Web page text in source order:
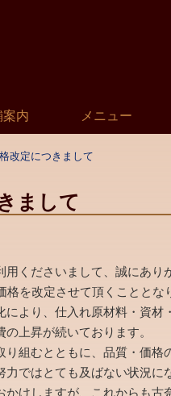
案内 メニュー
改定につきまして
まして
くださいまして、誠にあり
を改定させて頂くこととな
より、仕入れ原材料・資材
上昇が続いております。
組むとともに、品質・価格
力ではとても及ばない状況に
けしますが、これからも古